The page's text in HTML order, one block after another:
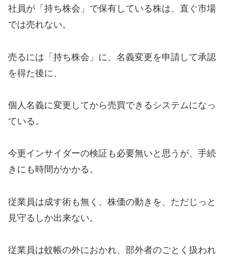
社員が「持ち株会」で保有している株は、直ぐ市場
では売れない。
売るには「持ち株会」に、名義変更を申請して承認
を得た後に、
個人名義に変更してから売買できるシステムになっ
ている。
今更インサイダーの検証も必要無いと思うが、手続
きにも時間がかかる。
従業員は成す術も無く、株価の動きを、ただじっと
見守るしか出来ない。
従業員は蚊帳の外におかれ、部外者のごとく扱われ